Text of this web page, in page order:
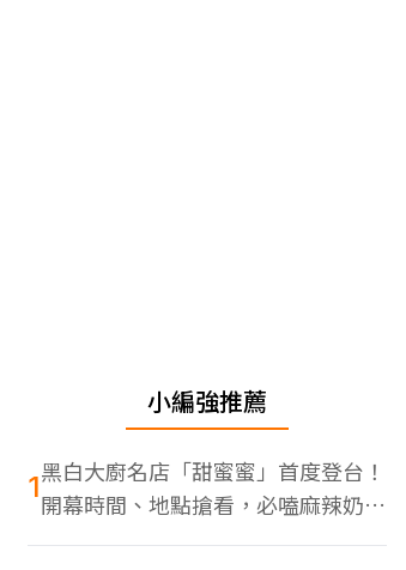
小編強推薦
1黑白大廚名店「甜蜜蜜」首度登台！
開幕時間、地點搶看，必嗑麻辣奶油
蝦